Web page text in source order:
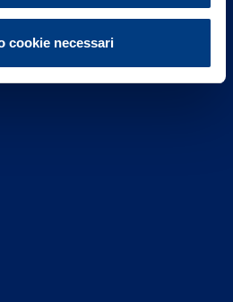
cookie necessari